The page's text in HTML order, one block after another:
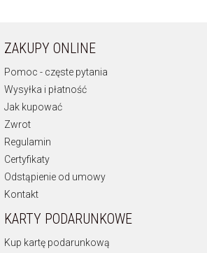
ZAKUPY ONLINE
Pomoc - częste pytania
Wysyłka i płatność
Jak kupować
Zwrot
Regulamin
Certyfikaty
Odstąpienie od umowy
Kontakt
KARTY PODARUNKOWE
Kup kartę podarunkową